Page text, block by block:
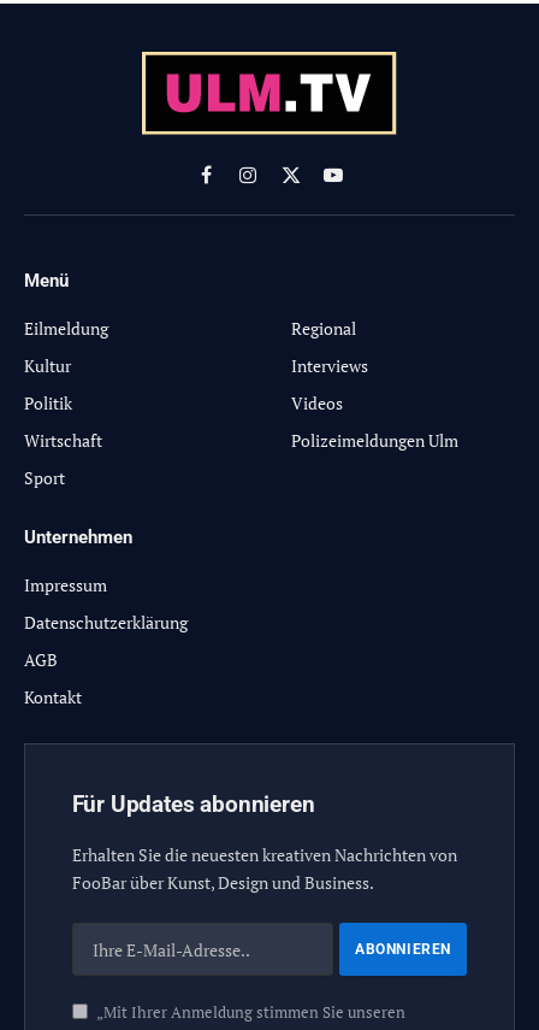
FacebookInstagram
X
(Twitter)
YouTube
Menü
Eilmeldung
Kultur
Politik
Wirtschaft
Sport
Regional
Interviews
Videos
Polizeimeldungen Ulm
Unternehmen
Impressum
Datenschutzerklärung
AGB
Kontakt
Für Updates abonnieren
Erhalten Sie die neuesten kreativen Nachrichten von
FooBar über Kunst, Design und Business.
„Mit Ihrer Anmeldung stimmen Sie unseren